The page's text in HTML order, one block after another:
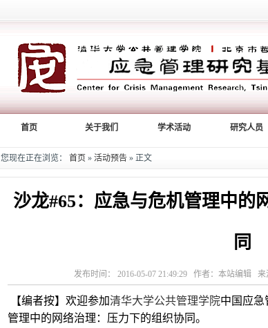
首页 关于我们 学术活动 研究人员
您现在正在浏览： 首页 » 活动预告 » 正文
沙龙#65：应急与危机管理中的
同
发布时间： 2016-05-07 21:49:29 作者：本站编辑
【编者按】欢迎参加清华大学公共管理学院中国应急
管理中的网络治理：压力下的组织协同。